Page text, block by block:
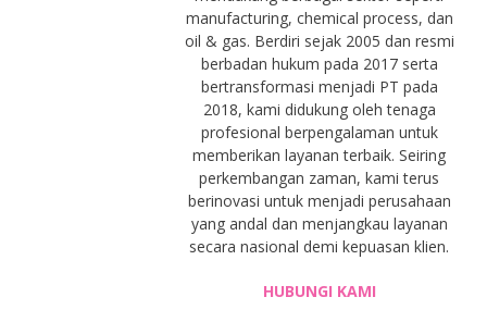
manufacturing, chemical process, dan
oil & gas. Berdiri sejak 2005 dan resmi
berbadan hukum pada 2017 serta
bertransformasi menjadi PT pada
2018, kami didukung oleh tenaga
profesional berpengalaman untuk
memberikan layanan terbaik. Seiring
perkembangan zaman, kami terus
berinovasi untuk menjadi perusahaan
yang andal dan menjangkau layanan
secara nasional demi kepuasan klien.
HUBUNGI KAMI